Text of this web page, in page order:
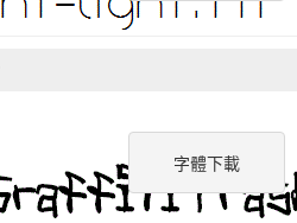
字體下載